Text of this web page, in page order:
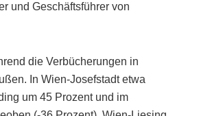
und Geschäftsführer von
die Verbücherungen in
In Wien-Josefstadt etwa
um 45 Prozent und im